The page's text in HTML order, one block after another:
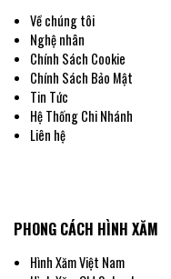
Về chúng tôi
Nghệ nhân
Chính Sách Cookie
Chính Sách Bảo Mật
Tin Tức
Hệ Thống Chi Nhánh
Liên hệ
PHONG CÁCH HÌNH XĂM
Hình Xăm Việt Nam